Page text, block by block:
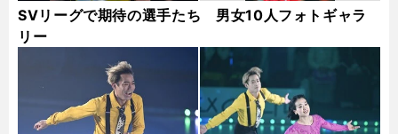
SVリーグで期待の選手たち 男女10人フォトギャラ
リー